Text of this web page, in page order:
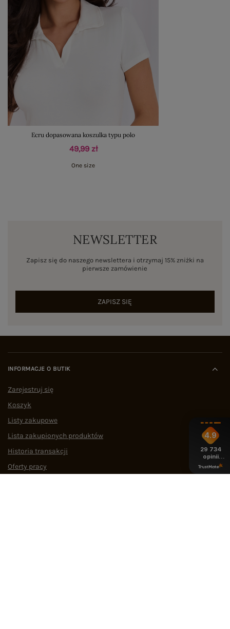
Ecru dopasowana koszulka typu polo
49,99 zł
One size
NEWSLETTER
Zapisz się do naszego newslettera i otrzymaj 15% zniżki na
pierwsze zamówienie
ZAPISZ SIĘ
INFORMACJE O BUTIK
Zarejestruj się
Koszyk
Listy zakupowe
Lista zakupionych produktów
Historia transakcji
Oferty pracy
4.9
29 734
opinii
z całego